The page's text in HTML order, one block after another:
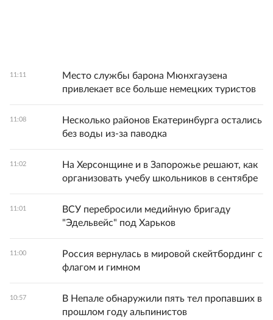
11:11
Место службы барона Мюнхгаузена
привлекает все больше немецких туристов
11:08
Несколько районов Екатеринбурга остались
без воды из-за паводка
11:02
На Херсонщине и в Запорожье решают, как
организовать учебу школьников в сентябре
11:01
ВСУ перебросили медийную бригаду
"Эдельвейс" под Харьков
11:00
Россия вернулась в мировой скейтбординг с
флагом и гимном
10:57
В Непале обнаружили пять тел пропавших в
прошлом году альпинистов